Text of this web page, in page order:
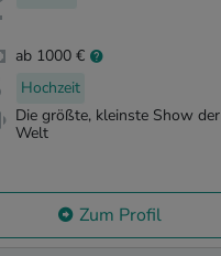
ab 1000 €
Hochzeit
Die größte, kleinste Show der
Welt
Zum Profil